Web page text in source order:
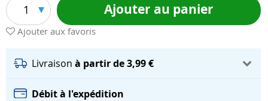
1 Ajouter au panier
Ajouter aux favoris
Livraison à partir de 3,99 €
Débit à l'expédition